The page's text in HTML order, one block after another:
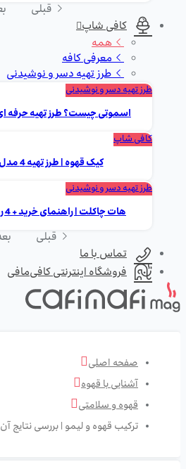
قبلی
کافی شاپ
همه
معرفی کافه
طرز تهیه دسر و نوشیدنی
طرز تهیه دسر و نوشیدنی
اسموتی چیست؟ طرز تهیه حرفه ای 5 مدل محبوب
کافی شاپ
کیک قهوه | طرز تهیه 4 مدل محبوب جهانی
طرز تهیه دسر و نوشیدنی
هات چاکلت | راهنمای خرید + 4 روش طرز تهیه با ویدیو
قبلی
تماس با ما
فروشگاه اینترنتی کافی‌مافی
صفحه اصلی
آشنایی با قهوه
قهوه و سلامتی
ترکیب قهوه و لیمو | بررسی نتایج